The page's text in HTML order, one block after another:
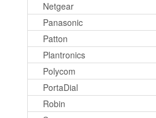
Netgear
Panasonic
Patton
Plantronics
Polycom
PortaDial
Robin